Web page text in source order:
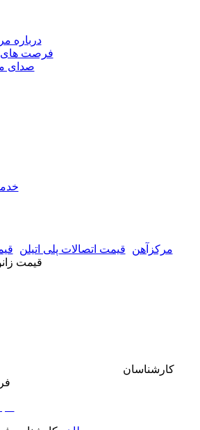
درباره
فرصت
صدای
مرکزآهن
قیمت اتصالات پلی اتیلن
قیمت زانو 45 درجه پلی
کارشناسان